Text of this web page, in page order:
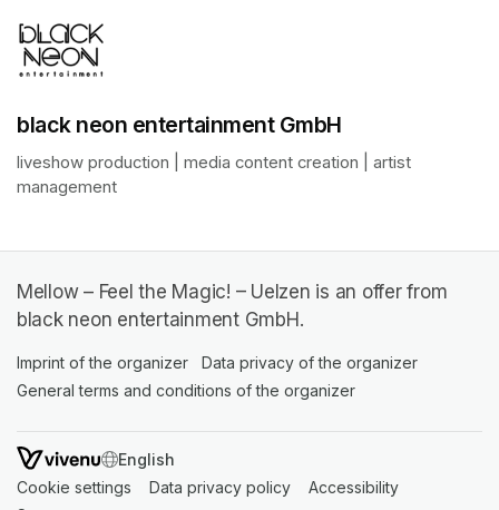
black neon entertainment GmbH
liveshow production | media content creation | artist
management
Mellow – Feel the Magic! – Uelzen is an offer from
black neon entertainment GmbH.
Imprint of the organizer (opens in a new tab)
Data privacy of the organizer
General terms and conditions of the organizer
SWITCH LANGUAGE
Cookie settings (opens in a new tab)
Data privacy policy (opens in a new tab)
Accessibility